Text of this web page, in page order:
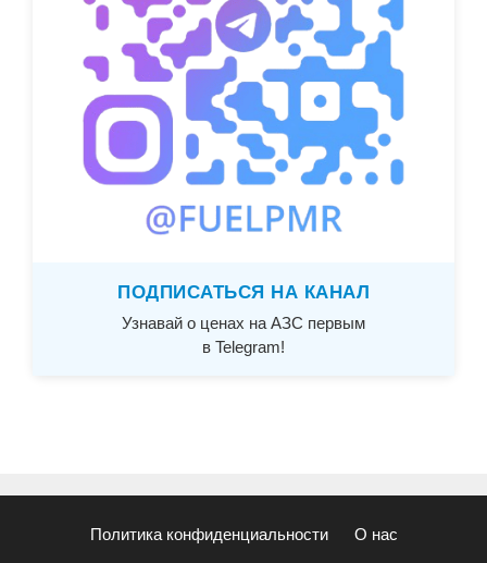
ПОДПИСАТЬСЯ НА КАНАЛ
Узнавай о ценах на АЗС первым
в Telegram!
Политика конфиденциальности О нас